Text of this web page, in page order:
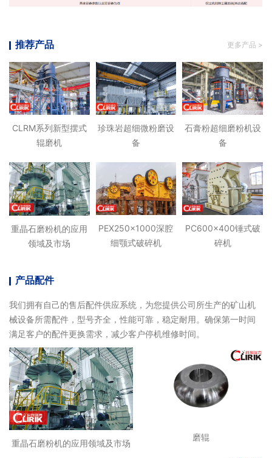
推荐产品 更多产品 >
CLRM系列新型摆式
辊磨机
珍珠岩超细微粉磨设
备
石膏粉超细磨粉机设
备
重晶石磨粉机的应用
领域及市场
PEX250x1000深腔
细颚式破碎机
PC600x400锤式破
碎机
产品配件
我们拥有自己的售后配件供应系统，为您提供公司所生产的矿山机
械设备所需配件，型号齐全，性能可靠，稳定耐用。确保第一时间
满足客户的配件更换需求，减少客户停机维修时间。
重晶石磨粉机的应用领域及市场
磨辊